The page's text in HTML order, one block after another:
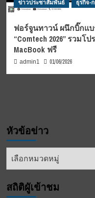
ข่าวประชาสัมพันธ์ ธุรกิจ-
ฟอร์จูนทาวน์ ผนึกบิ๊กแบ
“Comtech 2026” รวม
MacBook ฟรี
admin1 01/06/2026
หัวข้อข่าว
หัวข้อ
สถิติผูัเข้าชม